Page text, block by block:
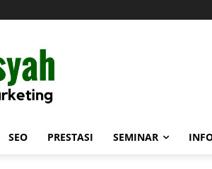
SEO PRESTASI SEMINAR